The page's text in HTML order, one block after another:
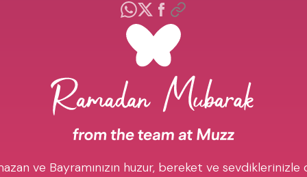
ve Bayramınızın huzur, bereket ve sevdiklerinizle